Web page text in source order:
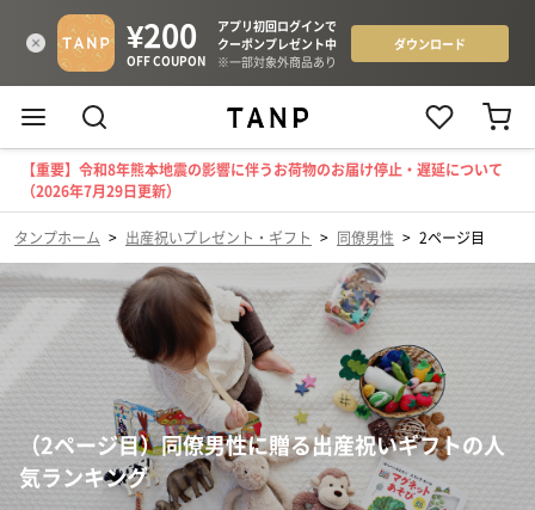
【重要】令和8年熊本地震の影響に伴うお荷物のお届け停止・遅延について
（2026年7月29日更新）
タンプホーム > 出産祝いプレゼント・ギフト > 同僚男性 > 2ページ目
（2ページ目）同僚男性に贈る出産祝いギフトの人
気ランキング